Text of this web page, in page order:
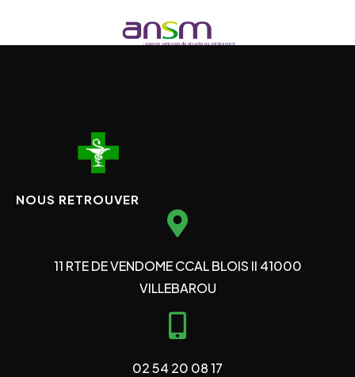
NOUS RETROUVER
11 RTE DE VENDOME CCAL BLOIS II 41000
VILLEBAROU
02 54 20 08 17